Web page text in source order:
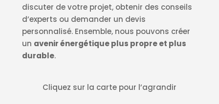
Cliquez sur la carte pour l’agrandir
discuter de votre projet, obtenir des conseils
d’experts ou demander un devis
personnalisé. Ensemble, nous pouvons créer
un avenir énergétique plus propre et plus
durable.